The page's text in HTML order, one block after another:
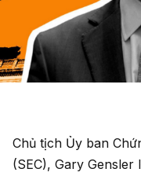
Chủ tịch Ủy ban
(SEC), Gary